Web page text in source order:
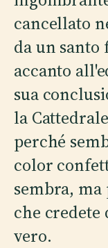
cancellato
da un santo
accanto
sua
la
perché
color
sembra,
che credete
vero.